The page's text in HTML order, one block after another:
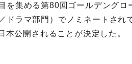
を集める第80回ゴールデングロ
ドラマ部門）でノミネートされ
公開されることが決定した。